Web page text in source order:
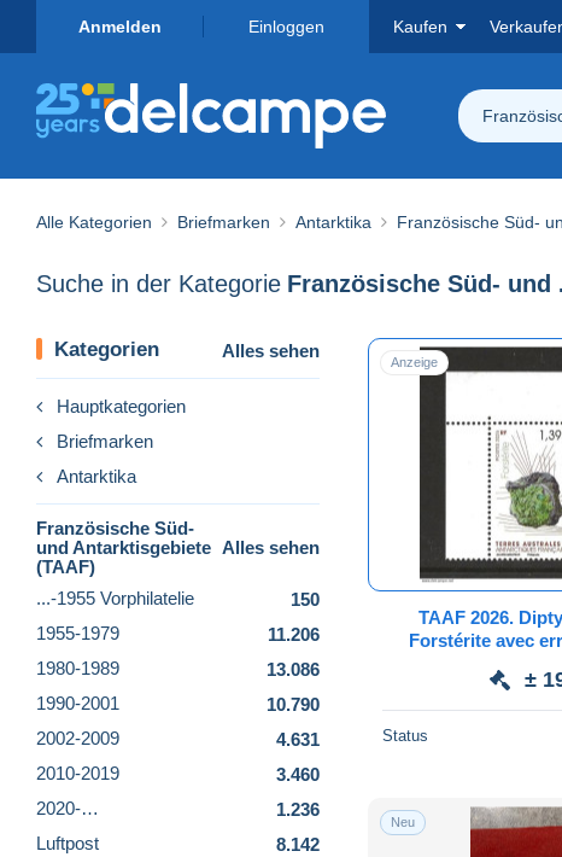
Anmelden Einloggen Kaufen
Alle Kategorien Briefmarken Antarktika Französische Süd-
Suche in der Kategorie
Kategorien Alles sehen
Hauptkategorien
Briefmarken
Antarktika
Französische Süd-
und Antarktisgebiete
(TAAF)
Alles sehen
...-1955 Vorphilatelie
150
1955-1979
11.206
1980-1989
13.086
1990-2001
10.790
2002-2009
4.631
2010-2019
3.460
2020-…
1.236
Luftpost
8.142
Anzeige
TAAF 2026. Diptyques du minéral
Forstérite avec
±
Status
Neu